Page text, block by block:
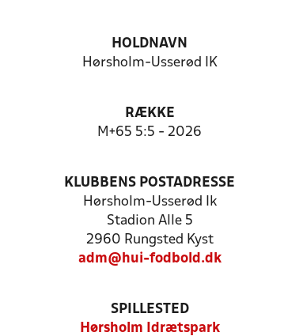
HOLDNAVN
Hørsholm-Usserød IK
RÆKKE
M+65 5:5 - 2026
KLUBBENS POSTADRESSE
Hørsholm-Usserød Ik
Stadion Alle 5
2960 Rungsted Kyst
adm@hui-fodbold.dk
SPILLESTED
Hørsholm Idrætspark